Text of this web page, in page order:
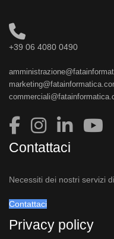
+39 06 4080 0490
Contattaci
Necessiti dei nostri servizi
Contattaci
Privacy policy